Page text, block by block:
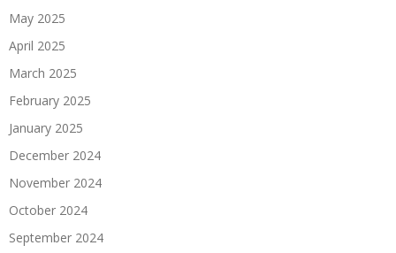
May 2025
April 2025
March 2025
February 2025
January 2025
December 2024
November 2024
October 2024
September 2024